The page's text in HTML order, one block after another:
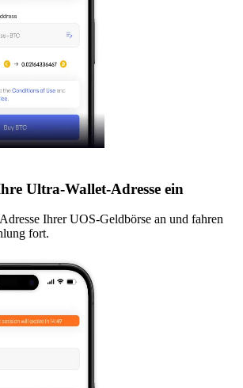
Ultra-Wallet-Adresse ein
Ihrer UOS-Geldbörse an und fahren
fort.